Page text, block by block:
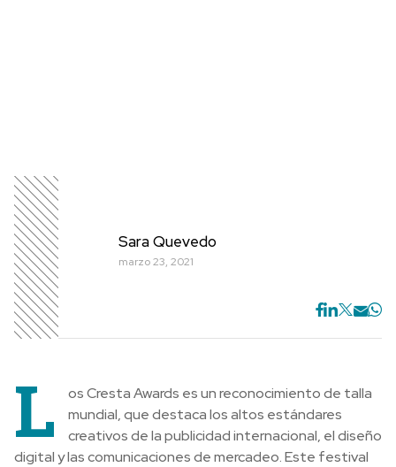
Sara Quevedo
marzo 23, 2021
L
os Cresta Awards es un reconocimiento de talla
mundial, que destaca los altos estándares
creativos de la publicidad internacional, el diseño
digital y las comunicaciones de mercadeo. Este festival